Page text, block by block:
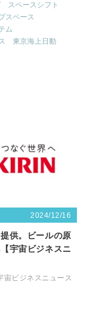
スペースシフト
スペース
ム
東京海上日動
2024/12/16
供。ビールの原
宇宙ビジネスニ
宙ビジネスニュース